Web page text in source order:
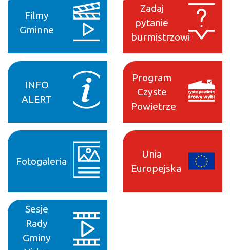
Filmy
Gminne
INFO
ALERT
Zadaj
pytanie
burmistrzowi
Program
Czyste
Powietrze
Fotogaleria
Sesje
Rady
Gminy
Unia
Europejska